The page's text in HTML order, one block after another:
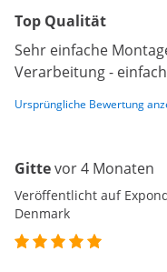
Top Qualität
Sehr einfache
Verarbeitung -
Ursprüngliche Bewertung
Gittevor 4 Monaten
Veröffentlicht auf
Denmark